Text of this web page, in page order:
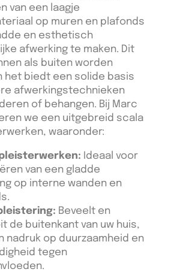
van een laagje
op muren en plafonds
en esthetisch
afwerking te maken. Dit
als buiten worden
het biedt een solide basis
afwerkingstechnieken
of behangen. Bij Marc
we een uitgebreid scala
waaronder:
Ideaal voor
van een gladde
op interne wanden en
Beveelt en
de buitenkant van uw huis,
nadruk op duurzaamheid en
tegen